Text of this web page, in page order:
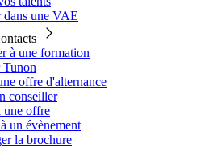
dans une VAE
à une formation
Tunon
offre d'alternance
conseiller
une offre
un évènement
la brochure